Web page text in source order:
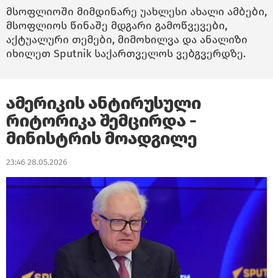
მსოფლიოში მიმდინარე უახლესი ახალი ამბები,
მსოფლიოს წინაშე მდგარი გამოწვევები,
აქტუალური თემები, მიმოხილვა და ანალიზი
იხილეთ Sputnik საქართველოს ვებგვერდზე.
ამერიკის ანტირუსული
რიტორიკა შემცირდა -
მინისტრის მოადგილე
23:46 28.05.2026